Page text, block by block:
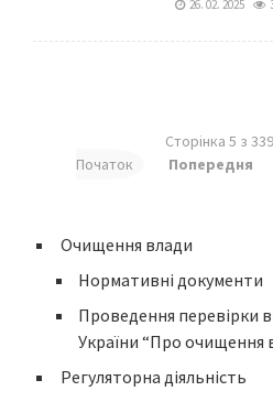
26. 02. 2025
Сторінка 5 з 339
Початок
Попередня
Очищення влади
Нормативні документи
Проведення перевірки
України “Про очищення
Регуляторна діяльність